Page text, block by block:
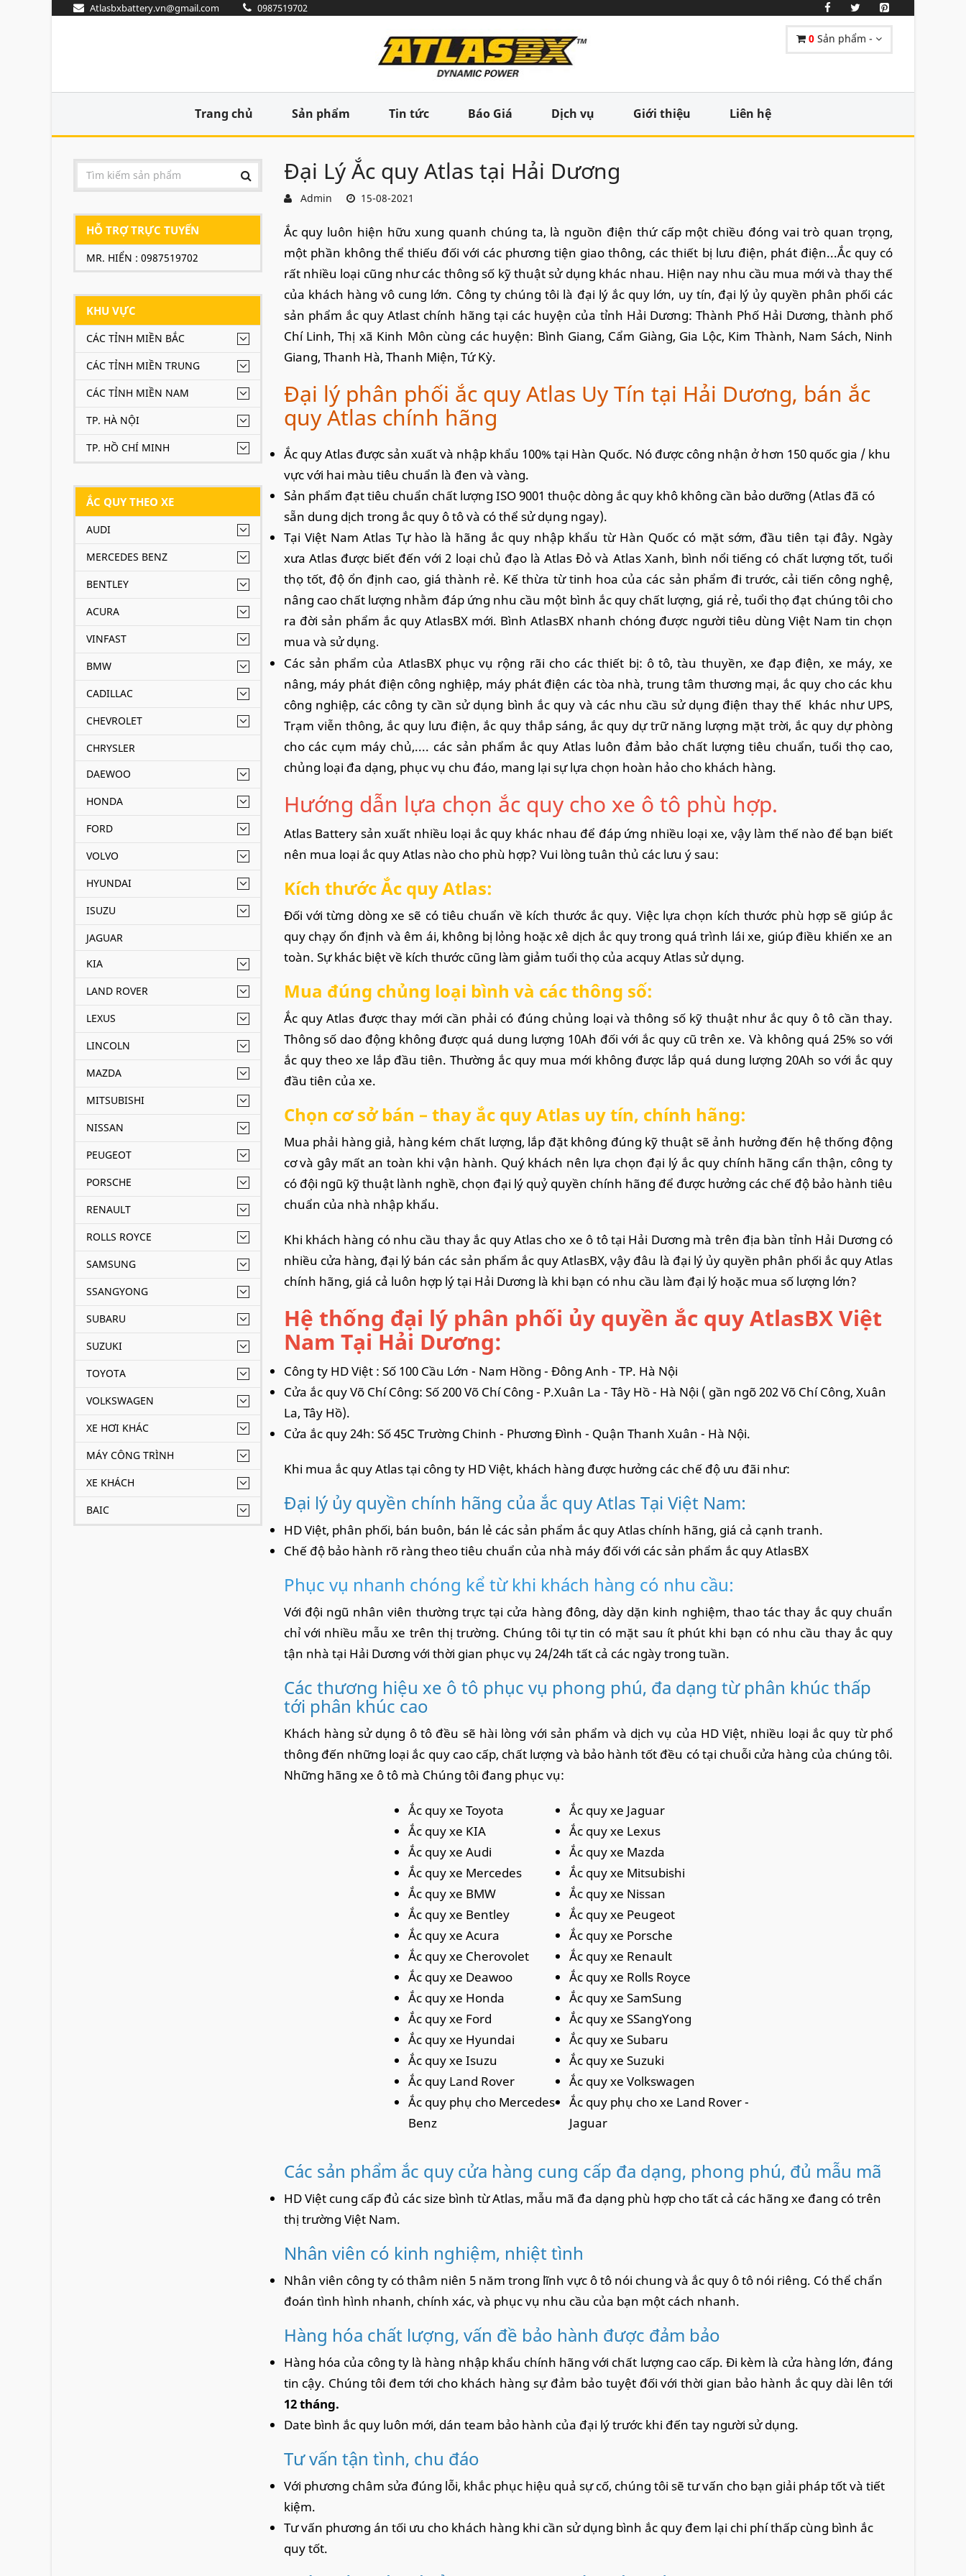
Atlasbxbattery.vn@gmail.com 0987519702
0 Sản phẩm -
Trang chủ Sản phẩm Tin tức Báo Giá Dịch vụ Giới thiệu Liên hệ
HỖ TRỢ TRỰC TUYẾN
MR. HIỂN : 0987519702
KHU VỰC
CÁC TỈNH MIỀN BẮC
CÁC TỈNH MIỀN TRUNG
CÁC TỈNH MIỀN NAM
TP. HÀ NỘI
TP. HỒ CHÍ MINH
ẮC QUY THEO XE
AUDI
MERCEDES BENZ
BENTLEY
ACURA
VINFAST
BMW
CADILLAC
CHEVROLET
CHRYSLER
DAEWOO
HONDA
FORD
VOLVO
HYUNDAI
ISUZU
JAGUAR
KIA
LAND ROVER
LEXUS
LINCOLN
MAZDA
MITSUBISHI
NISSAN
PEUGEOT
PORSCHE
RENAULT
ROLLS ROYCE
SAMSUNG
SSANGYONG
SUBARU
SUZUKI
TOYOTA
VOLKSWAGEN
XE HƠI KHÁC
MÁY CÔNG TRÌNH
XE KHÁCH
BAIC
Đại Lý Ắc quy Atlas tại Hải Dương
Admin 15-08-2021
Ắc quy luôn hiện hữu xung quanh chúng ta, là nguồn điện thứ cấp một chiều đóng vai trò quan trọng,
một phần không thể thiếu đối với các phương tiện giao thông, các thiết bị lưu điện, phát điện...Ắc quy có
rất nhiều loại cũng như các thông số kỹ thuật sử dụng khác nhau. Hiện nay nhu cầu mua mới và thay thế
của khách hàng vô cung lớn. Công ty chúng tôi là đại lý ắc quy lớn, uy tín, đại lý ủy quyền phân phối các
sản phẩm ắc quy Atlast chính hãng tại các huyện của tỉnh Hải Dương: Thành Phố Hải Dương, thành phố
Chí Linh, Thị xã Kinh Môn cùng các huyện: Bình Giang, Cẩm Giàng, Gia Lộc, Kim Thành, Nam Sách, Ninh
Giang, Thanh Hà, Thanh Miện, Tứ Kỳ.
Đại lý phân phối ắc quy Atlas Uy Tín tại Hải Dương, bán ắc
quy Atlas chính hãng
Ắc quy Atlas được sản xuất và nhập khẩu 100% tại Hàn Quốc. Nó được công nhận ở hơn 150 quốc gia / khu
vực với hai màu tiêu chuẩn là đen và vàng.
Sản phẩm đạt tiêu chuẩn chất lượng ISO 9001 thuộc dòng ắc quy khô không cần bảo dưỡng (Atlas đã có
sẵn dung dịch trong ắc quy ô tô và có thể sử dụng ngay).
Tại Việt Nam Atlas Tự hào là hãng ắc quy nhập khẩu từ Hàn Quốc có mặt sớm, đầu tiên tại đây. Ngày
xưa Atlas được biết đến với 2 loại chủ đạo là Atlas Đỏ và Atlas Xanh, bình nổi tiếng có chất lượng tốt, tuổi
thọ tốt, độ ổn định cao, giá thành rẻ. Kế thừa từ tinh hoa của các sản phẩm đi trước, cải tiến công nghệ,
nâng cao chất lượng nhằm đáp ứng nhu cầu một bình ắc quy chất lượng, giá rẻ, tuổi thọ đạt chúng tôi cho
ra đời sản phẩm ắc quy AtlasBX mới. Bình AtlasBX nhanh chóng được người tiêu dùng Việt Nam tin chọn
mua và sử dụng.
Các sản phẩm của AtlasBX phục vụ rộng rãi cho các thiết bị: ô tô, tàu thuyền, xe đạp điện, xe máy, xe
nâng, máy phát điện công nghiệp, máy phát điện các tòa nhà, trung tâm thương mại, ắc quy cho các khu
công nghiệp, các công ty cần sử dụng bình ắc quy và các nhu cầu sử dụng điện thay thế khác như UPS,
Trạm viễn thông, ắc quy lưu điện, ắc quy thắp sáng, ắc quy dự trữ năng lượng mặt trời, ắc quy dự phòng
cho các cụm máy chủ,.... các sản phẩm ắc quy Atlas luôn đảm bảo chất lượng tiêu chuẩn, tuổi thọ cao,
chủng loại đa dạng, phục vụ chu đáo, mang lại sự lựa chọn hoàn hảo cho khách hàng.
Hướng dẫn lựa chọn ắc quy cho xe ô tô phù hợp.
Atlas Battery sản xuất nhiều loại ắc quy khác nhau để đáp ứng nhiều loại xe, vậy làm thế nào để bạn biết
nên mua loại ắc quy Atlas nào cho phù hợp? Vui lòng tuân thủ các lưu ý sau:
Kích thước Ắc quy Atlas:
Đối với từng dòng xe sẽ có tiêu chuẩn về kích thước ắc quy. Việc lựa chọn kích thước phù hợp sẽ giúp ắc
quy chạy ổn định và êm ái, không bị lỏng hoặc xê dịch ắc quy trong quá trình lái xe, giúp điều khiển xe an
toàn. Sự khác biệt về kích thước cũng làm giảm tuổi thọ của acquy Atlas sử dụng.
Mua đúng chủng loại bình và các thông số:
Ắc quy Atlas được thay mới cần phải có đúng chủng loại và thông số kỹ thuật như ắc quy ô tô cần thay.
Thông số dao động không được quá dung lượng 10Ah đối với ắc quy cũ trên xe. Và không quá 25% so với
ắc quy theo xe lắp đầu tiên. Thường ắc quy mua mới không được lắp quá dung lượng 20Ah so với ắc quy
đầu tiên của xe.
Chọn cơ sở bán – thay ắc quy Atlas uy tín, chính hãng:
Mua phải hàng giả, hàng kém chất lượng, lắp đặt không đúng kỹ thuật sẽ ảnh hưởng đến hệ thống động
cơ và gây mất an toàn khi vận hành. Quý khách nên lựa chọn đại lý ắc quy chính hãng cẩn thận, công ty
có đội ngũ kỹ thuật lành nghề, chọn đại lý quỷ quyền chính hãng để được hưởng các chế độ bảo hành tiêu
chuẩn của nhà nhập khẩu.
Khi khách hàng có nhu cầu thay ắc quy Atlas cho xe ô tô tại Hải Dương mà trên địa bàn tỉnh Hải Dương có
nhiều cửa hàng, đại lý bán các sản phẩm ắc quy AtlasBX, vậy đâu là đại lý ủy quyền phân phối ắc quy Atlas
chính hãng, giá cả luôn hợp lý tại Hải Dương là khi bạn có nhu cầu làm đại lý hoặc mua số lượng lớn?
Hệ thống đại lý phân phối ủy quyền ắc quy AtlasBX Việt
Nam Tại Hải Dương:
Công ty HD Việt : Số 100 Cầu Lớn - Nam Hồng - Đông Anh - TP. Hà Nội
Cửa ắc quy Võ Chí Công: Số 200 Võ Chí Công - P.Xuân La - Tây Hồ - Hà Nội ( gần ngõ 202 Võ Chí Công, Xuân
La, Tây Hồ).
Cửa ắc quy 24h: Số 45C Trường Chinh - Phương Đình - Quận Thanh Xuân - Hà Nội.
Khi mua ắc quy Atlas tại công ty HD Việt, khách hàng được hưởng các chế độ ưu đãi như:
Đại lý ủy quyền chính hãng của ắc quy Atlas Tại Việt Nam:
HD Việt, phân phối, bán buôn, bán lẻ các sản phẩm ắc quy Atlas chính hãng, giá cả cạnh tranh.
Chế độ bảo hành rõ ràng theo tiêu chuẩn của nhà máy đối với các sản phẩm ắc quy AtlasBX
Phục vụ nhanh chóng kể từ khi khách hàng có nhu cầu:
Với đội ngũ nhân viên thường trực tại cửa hàng đông, dày dặn kinh nghiệm, thao tác thay ắc quy chuẩn
chỉ với nhiều mẫu xe trên thị trường. Chúng tôi tự tin có mặt sau ít phút khi bạn có nhu cầu thay ắc quy
tận nhà tại Hải Dương với thời gian phục vụ 24/24h tất cả các ngày trong tuần.
Các thương hiệu xe ô tô phục vụ phong phú, đa dạng từ phân khúc thấp
tới phân khúc cao
Khách hàng sử dụng ô tô đều sẽ hài lòng với sản phẩm và dịch vụ của HD Việt, nhiều loại ắc quy từ phổ
thông đến những loại ắc quy cao cấp, chất lượng và bảo hành tốt đều có tại chuỗi cửa hàng của chúng tôi.
Những hãng xe ô tô mà Chúng tôi đang phục vụ:
Ắc quy xe Toyota
Ắc quy xe KIA
Ắc quy xe Audi
Ắc quy xe Mercedes
Ắc quy xe BMW
Ắc quy xe Bentley
Ắc quy xe Acura
Ắc quy xe Cherovolet
Ắc quy xe Deawoo
Ắc quy xe Honda
Ắc quy xe Ford
Ắc quy xe Hyundai
Ắc quy xe Isuzu
Ắc quy Land Rover
Ắc quy phụ cho Mercedes-
Benz
Ắc quy xe Jaguar
Ắc quy xe Lexus
Ắc quy xe Mazda
Ắc quy xe Mitsubishi
Ắc quy xe Nissan
Ắc quy xe Peugeot
Ắc quy xe Porsche
Ắc quy xe Renault
Ắc quy xe Rolls Royce
Ắc quy xe SamSung
Ắc quy xe SSangYong
Ắc quy xe Subaru
Ắc quy xe Suzuki
Ắc quy xe Volkswagen
Ắc quy phụ cho xe Land Rover -
Jaguar
Các sản phẩm ắc quy cửa hàng cung cấp đa dạng, phong phú, đủ mẫu mã
HD Việt cung cấp đủ các size bình từ Atlas, mẫu mã đa dạng phù hợp cho tất cả các hãng xe đang có trên
thị trường Việt Nam.
Nhân viên có kinh nghiệm, nhiệt tình
Nhân viên công ty có thâm niên 5 năm trong lĩnh vực ô tô nói chung và ắc quy ô tô nói riêng. Có thể chẩn
đoán tình hình nhanh, chính xác, và phục vụ nhu cầu của bạn một cách nhanh.
Hàng hóa chất lượng, vấn đề bảo hành được đảm bảo
Hàng hóa của công ty là hàng nhập khẩu chính hãng với chất lượng cao cấp. Đi kèm là cửa hàng lớn, đáng
tin cậy. Chúng tôi đem tới cho khách hàng sự đảm bảo tuyệt đối với thời gian bảo hành ắc quy dài lên tới
12 tháng.
Date bình ắc quy luôn mới, dán team bảo hành của đại lý trước khi đến tay người sử dụng.
Tư vấn tận tình, chu đáo
Với phương châm sửa đúng lỗi, khắc phục hiệu quả sự cố, chúng tôi sẽ tư vấn cho bạn giải pháp tốt và tiết
kiệm.
Tư vấn phương án tối ưu cho khách hàng khi cần sử dụng bình ắc quy đem lại chi phí thấp cùng bình ắc
quy tốt.